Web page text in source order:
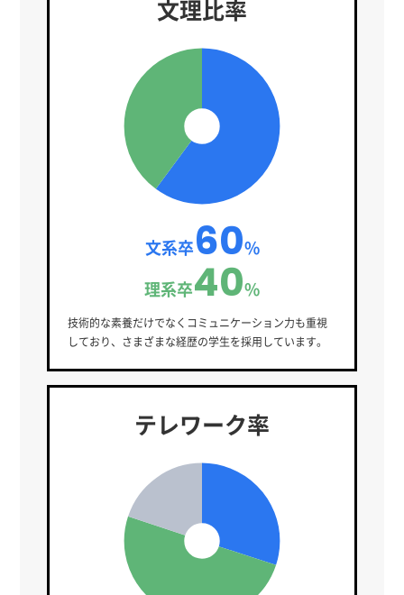
文理比率
文系卒60%
理系卒40%
技術的な素養だけでなくコミュニケーション力も重視
しており、さまざまな経歴の学生を採用しています。
テレワーク率